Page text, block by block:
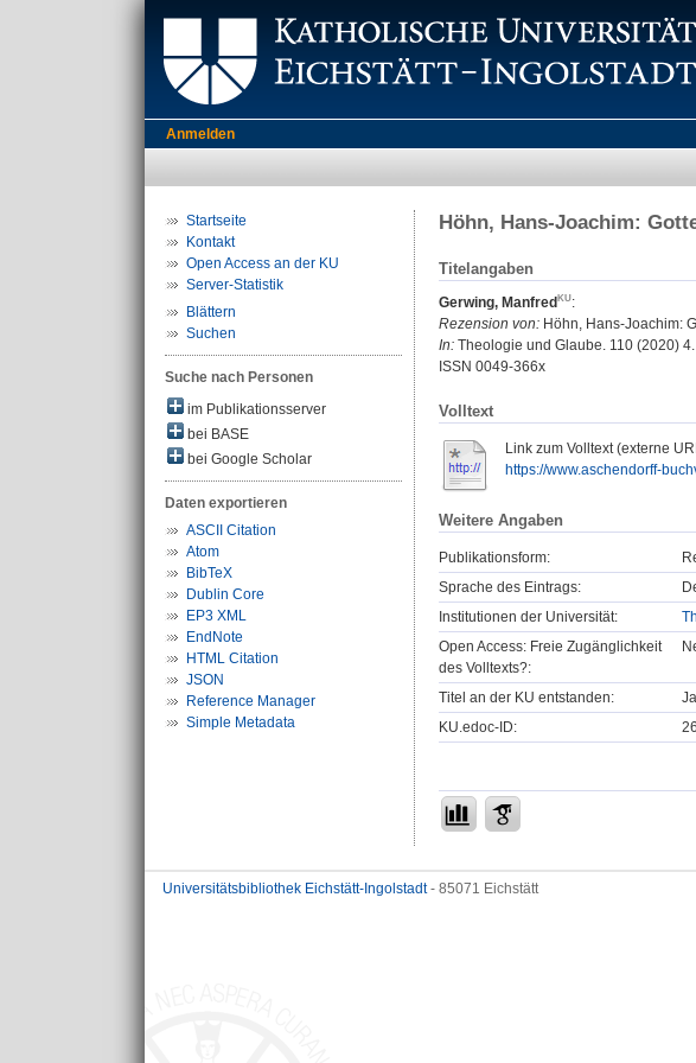
Anmelden
Startseite
Kontakt
Open Access an der KU
Server-Statistik
Blättern
Suchen
Suche nach Personen
im Publikationsserver
bei BASE
bei Google Scholar
Daten exportieren
ASCII Citation
Atom
BibTeX
Dublin Core
EP3 XML
EndNote
HTML Citation
JSON
Reference Manager
Simple Metadata
Höhn, Hans-Joachim:
Titelangaben
Gerwing, Manfred
:
Rezension von: Höhn, Hans-Joachim:
In: Theologie und Glaube. 110 (2020)
ISSN 0049-366x
Volltext
Link zum Volltext (externe
https://www.aschendorff-
Weitere Angaben
Publikationsform:
Sprache des Eintrags:
Institutionen der Universität:
Open Access: Freie Zugänglichkeit
des Volltexts?:
Titel an der KU entstanden:
Ja
KU.edoc-ID:
Universitätsbibliothek Eichstätt-Ingolstadt- 85071 Eichstätt